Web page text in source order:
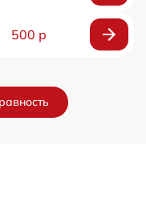
500 р